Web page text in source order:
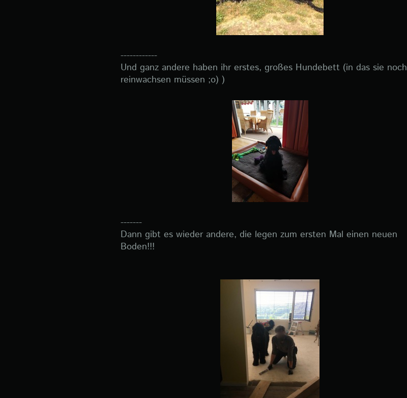
------------
Und ganz andere haben ihr erstes, großes Hundebett (in das sie noch
reinwachsen müssen ;o) )
-------
Dann gibt es wieder andere, die legen zum ersten Mal einen neuen
Boden!!!